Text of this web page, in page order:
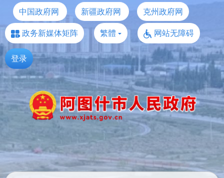
中国政府网 新疆政府网
克州政府网
政务新媒体矩阵
繁體 网站无障碍
登录